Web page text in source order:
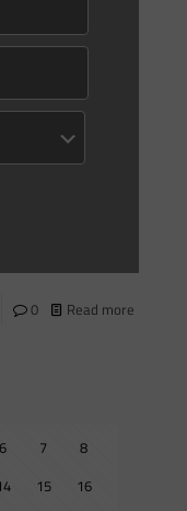
0 Read more
Gerais
seguintes temas:
sempre
0 Read more
6 7
8
15
16